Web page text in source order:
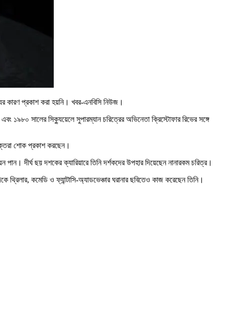
কারণ প্রকাশ করা হয়নি। খবর-এনবিসি নিউজ।
১৯৮০ সালের সিক্যুয়েলে সুপারম্যান চরিত্রের অভিনেতা ক্রিস্টোফার রিভের সঙ্গে
শোক প্রকাশ করছেন।
দীর্ঘ ছয় দশকের ক্যারিয়ারে তিনি দর্শকদের উপহার দিয়েছেন নানারকম চরিত্র।
কমেডি ও ফ্যান্টাসি-অ্যাডভেঞ্চার ঘরানার ছবিতেও কাজ করেছেন তিনি।